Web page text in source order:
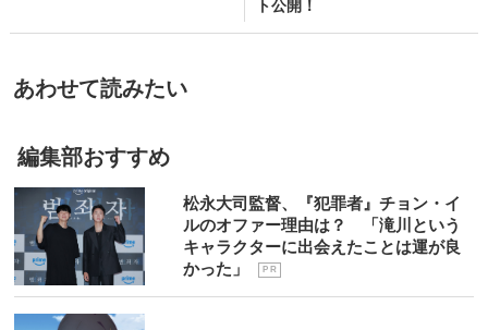
ト公開！
あわせて読みたい
編集部おすすめ
松永大司監督、『犯罪者』チョン・イ
ルのオファー理由は？ 「滝川という
キャラクターに出会えたことは運が良
かった」
P R